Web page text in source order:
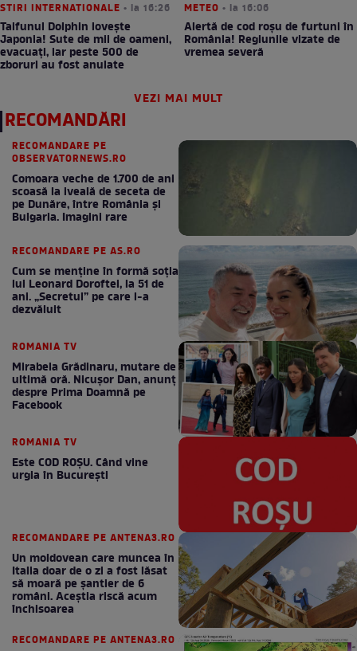
STIRI INTERNATIONALE • la 16:26
Taifunul Dolphin lovește
Japonia! Sute de mii de oameni,
evacuați, iar peste 500 de
zboruri au fost anulate
METEO • la 16:06
Alertă de cod roșu de furtuni în
România! Regiunile vizate de
vremea severă
VEZI MAI MULT
RECOMANDĂRI
RECOMANDARE PE
OBSERVATORNEWS.RO
Comoara veche de 1.700 de ani
scoasă la iveală de seceta de
pe Dunăre, între România şi
Bulgaria. Imagini rare
RECOMANDARE PE AS.RO
Cum se menţine în formă soţia
lui Leonard Doroftei, la 51 de
ani. „Secretul” pe care l-a
dezvăluit
ROMANIA TV
Mirabela Grădinaru, mutare de
ultimă oră. Nicuşor Dan, anunţ
despre Prima Doamnă pe
Facebook
ROMANIA TV
Este COD ROŞU. Când vine
urgia în Bucureşti
RECOMANDARE PE ANTENA3.RO
Un moldovean care muncea în
Italia doar de o zi a fost lăsat
să moară pe şantier de 6
români. Aceștia riscă acum
închisoarea
RECOMANDARE PE ANTENA3.RO